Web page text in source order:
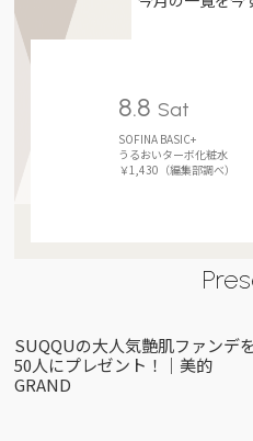
8.8 Sat
SOFINA BASIC+
うるおいターボ化粧水
￥1,430（編集部調べ）
SUQQUの大人気艶肌ファンデを
50人にプレゼント！｜美的
GRAND